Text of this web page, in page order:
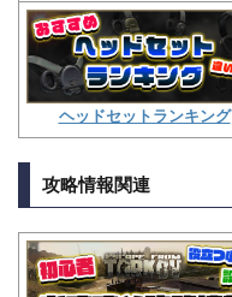
ヘッドセットランキング
攻略情報関連